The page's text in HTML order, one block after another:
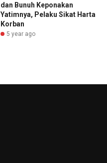
dan Bunuh Keponakan
Yatimnya, Pelaku Sikat Harta
Korban
5 year ago